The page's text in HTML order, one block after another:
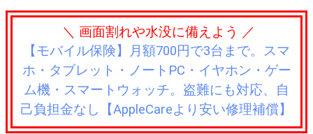
＼ 画面割れや水没に備えよう ／
【モバイル保険】月額700円で3台まで。スマ
ホ・タブレット・ノートPC・イヤホン・ゲー
ム機・スマートウォッチ。盗難にも対応、自
己負担金なし【AppleCareより安い修理補償】